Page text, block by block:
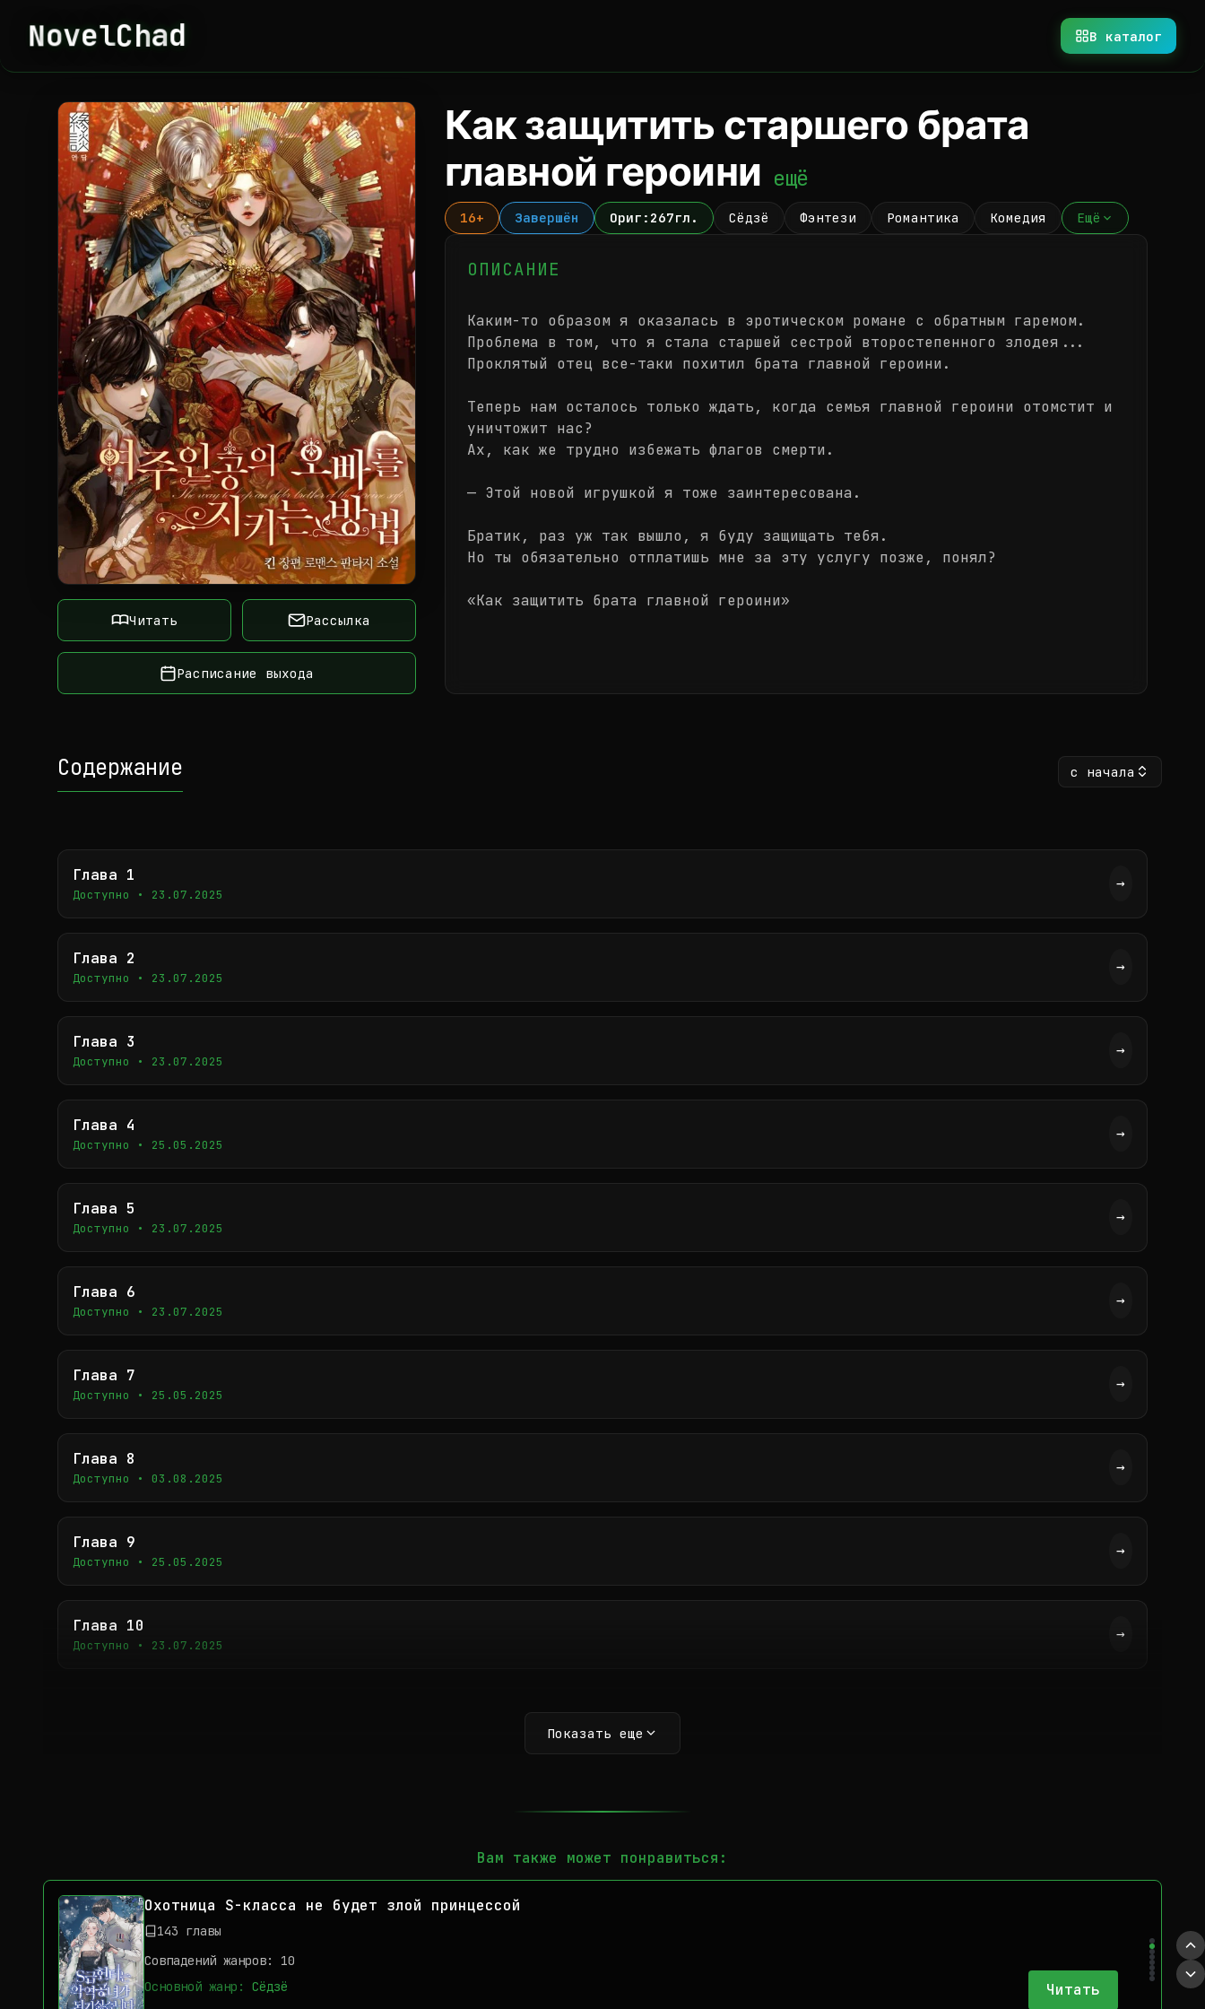
NovelChad В каталог
Читать Рассылка
Расписание выхода
Как защитить старшего брата
главной героини ещё
16+ Завершён Ориг:267гл. Сёдзё Фэнтези Романтика Комедия Ещё
ОПИСАНИЕ
Каким-то образом я оказалась в эротическом романе с обратным гаремом.
Проблема в том, что я стала старшей сестрой второстепенного злодея...
Проклятый отец все-таки похитил брата главной героини.
Теперь нам осталось только ждать, когда семья главной героини отомстит и
уничтожит нас?
Ах, как же трудно избежать флагов смерти.
— Этой новой игрушкой я тоже заинтересована.
Братик, раз уж так вышло, я буду защищать тебя.
Но ты обязательно отплатишь мне за эту услугу позже, понял?
«Как защитить брата главной героини»
Содержание с начала
Глава 1
Доступно • 23.07.2025
→
Глава 2
Доступно • 23.07.2025
→
Глава 3
Доступно • 23.07.2025
→
Глава 4
Доступно • 25.05.2025
→
Глава 5
Доступно • 23.07.2025
→
Глава 6
Доступно • 23.07.2025
→
Глава 7
Доступно • 25.05.2025
→
Глава 8
Доступно • 03.08.2025
→
Глава 9
Доступно • 25.05.2025
→
Глава 10
Доступно • 23.07.2025
→
Показать еще
Вам также может понравиться:
Охотница S-класса не будет злой принцессой
143 главы
Совпадений жанров: 10
Основной жанр:
Сёдзё Читать